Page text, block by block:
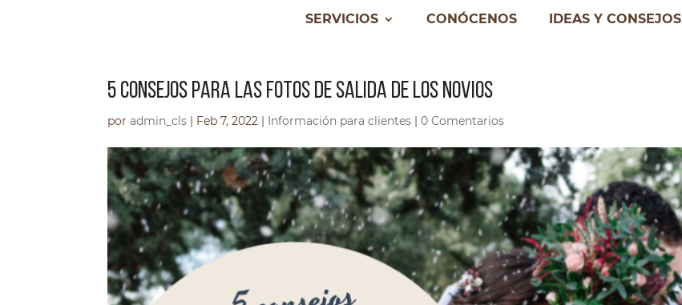
SERVICIOS CONÓCENOS IDEAS Y CONSEJOS
5 CONSEJOS PARA LAS FOTOS DE SALIDA DE LOS NOVIOS
poradmin_cls | Feb 7, 2022 | Información para clientes |0 Comentarios